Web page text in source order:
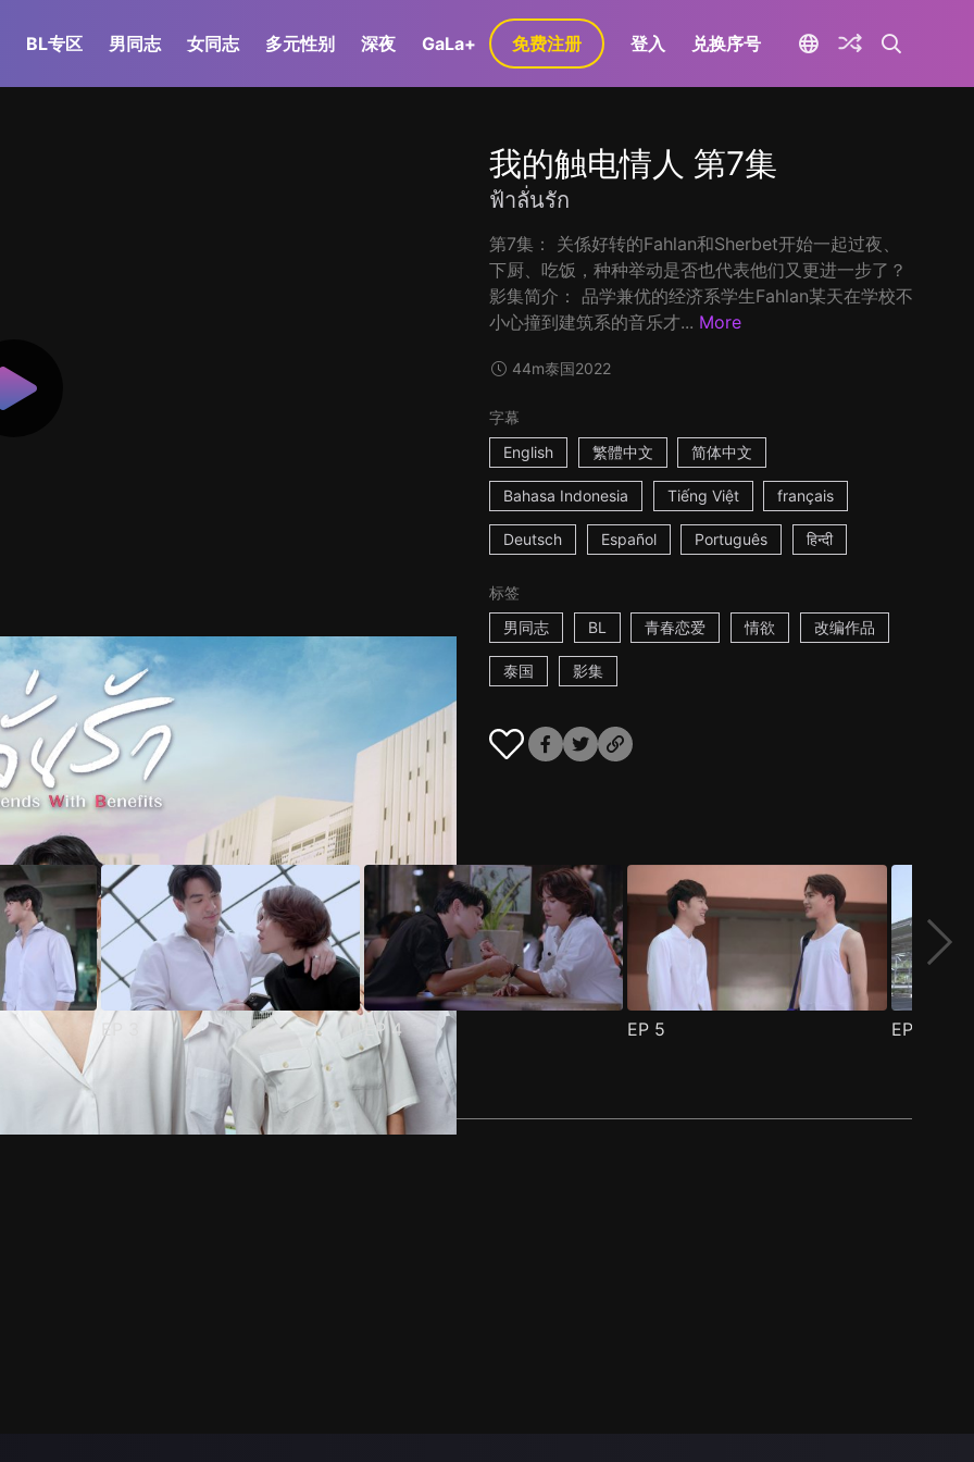
BL专区 男同志 女同志 多元性别 深夜 GaLa+ 免费注册 登入 兑换序号
我的触电情人 第7集
ฟ้าลั่นรัก
第7集： 关係好转的Fahlan和Sherbet开始一起过夜、
下厨、吃饭，种种举动是否也代表他们又更进一步了？
影集简介： 品学兼优的经济系学生Fahlan某天在学校不
小心撞到建筑系的音乐才... More
44m泰国2022
字幕
English
繁體中文 简体中文
Bahasa Indonesia Tiếng Việt français
Deutsch Español Português हिन्दी
标签
男同志
BL 青春恋爱 情欲 改编作品
泰国 影集
EP EP4 EP 5 EP